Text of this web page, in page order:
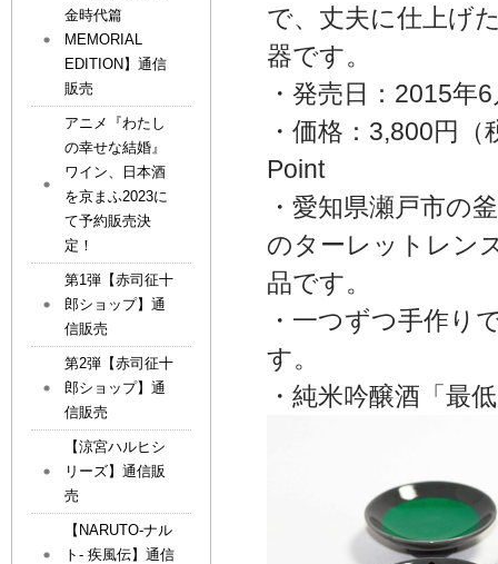
で、丈夫に仕上げ
器です。
・発売日：2015年
・価格：3,800円（
Point
・愛知県瀬戸市の
のターレットレン
品です。
・一つずつ手作り
す。
・純米吟醸酒「最
金時代篇
MEMORIAL
EDITION】通信
販売
アニメ『わたし
の幸せな結婚』
ワイン、日本酒
を京まふ2023に
て予約販売決
定！
第1弾【赤司征十
郎ショップ】通
信販売
第2弾【赤司征十
郎ショップ】通
信販売
【涼宮ハルヒシ
リーズ】通信販
売
【NARUTO-ナル
ト- 疾風伝】通信